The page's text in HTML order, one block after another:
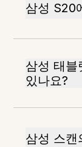
삼성 S20
삼성 태블
있나요?
삼성 스캔